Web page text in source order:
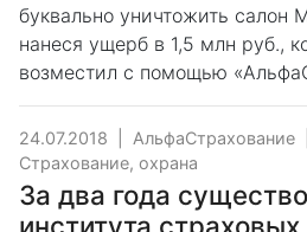
буквально уничтожить салон
нанеся ущерб в 1,5 млн руб.,
возместил с помощью
24.07.2018 АльфаСтрахование
Страхование, охрана
За два года
института страховых